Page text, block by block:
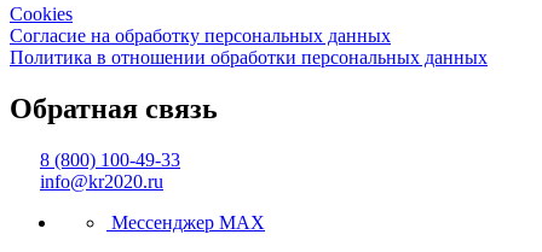
Cookies
Согласие на обработку персональных данных
Политика в отношении обработки персональных данных
Обратная связь
8 (800) 100-49-33
info@kr2020.ru
Мессенджер MAX